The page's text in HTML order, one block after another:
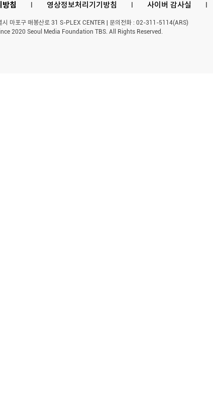
방침 l 영상정보처리기기방침 l 사이버 감사실 l
시 마포구 매봉산로 31 S-PLEX CENTER | 문의전화 : 02-311-5114(ARS)
2020 Seoul Media Foundation TBS. All Rights Reserved.